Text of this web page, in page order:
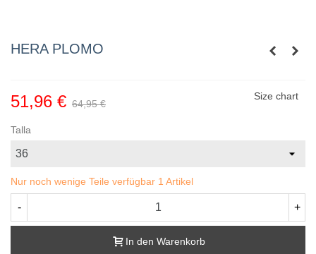
HERA PLOMO
51,96 € 64,95 €
Size chart
Talla
Nur noch wenige Teile verfügbar 1 Artikel
- +
In den Warenkorb